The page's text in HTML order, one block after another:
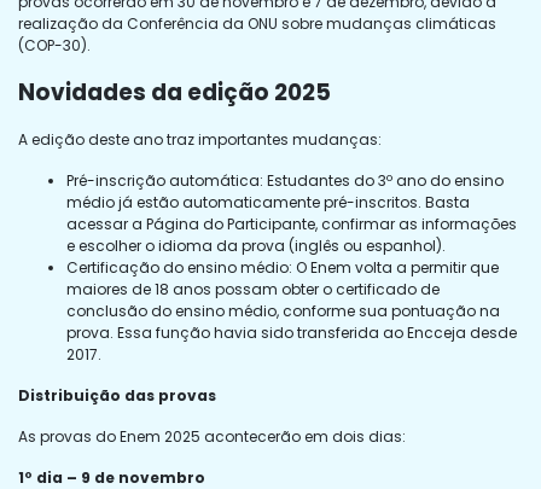
realização da Conferência da ONU sobre mudanças climáticas
(COP-30).
Novidades da edição 2025
A edição deste ano traz importantes mudanças:
Pré-inscrição automática: Estudantes do 3º ano do ensino
médio já estão automaticamente pré-inscritos. Basta
acessar a Página do Participante, confirmar as informações
e escolher o idioma da prova (inglês ou espanhol).
Certificação do ensino médio: O Enem volta a permitir que
maiores de 18 anos possam obter o certificado de
conclusão do ensino médio, conforme sua pontuação na
prova. Essa função havia sido transferida ao Encceja desde
2017.
Distribuição das provas
As provas do Enem 2025 acontecerão em dois dias:
1º dia – 9 de novembro